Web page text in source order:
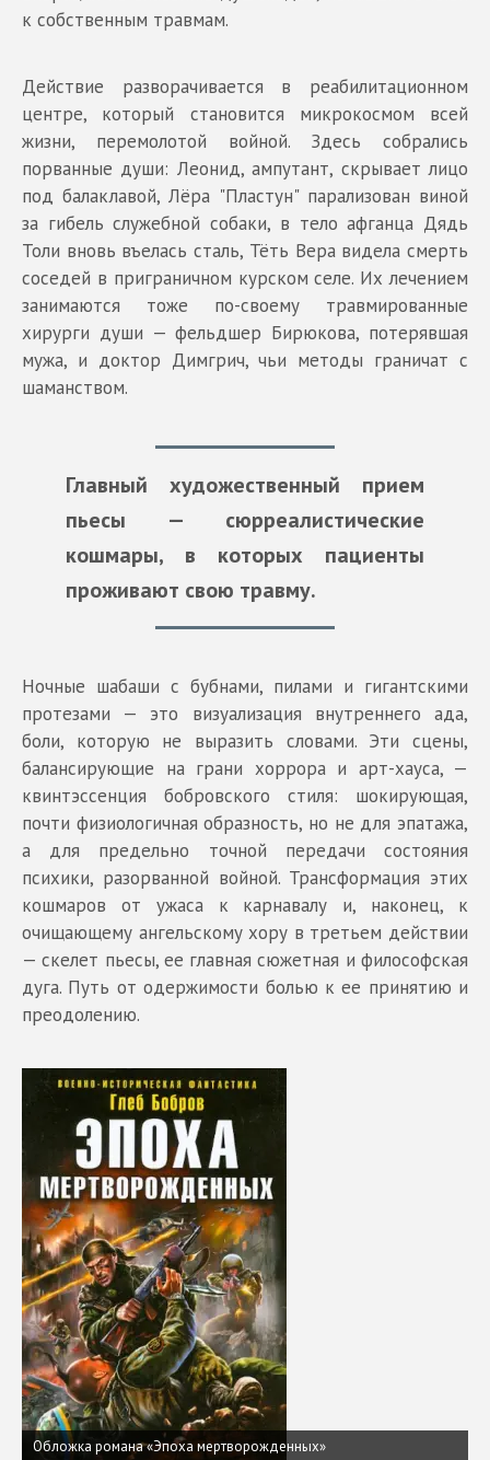
к собственным травмам.
Действие разворачивается в реабилитационном
центре, который становится микрокосмом всей
жизни, перемолотой войной. Здесь собрались
порванные души: Леонид, ампутант, скрывает лицо
под балаклавой, Лёра "Пластун" парализован виной
за гибель служебной собаки, в тело афганца Дядь
Толи вновь въелась сталь, Тёть Вера видела смерть
соседей в приграничном курском селе. Их лечением
занимаются тоже по-своему травмированные
хирурги души — фельдшер Бирюкова, потерявшая
мужа, и доктор Димгрич, чьи методы граничат с
шаманством.
Главный художественный прием
пьесы — сюрреалистические
кошмары, в которых пациенты
проживают свою травму.
Ночные шабаши с бубнами, пилами и гигантскими
протезами — это визуализация внутреннего ада,
боли, которую не выразить словами. Эти сцены,
балансирующие на грани хоррора и арт-хауса, —
квинтэссенция бобровского стиля: шокирующая,
почти физиологичная образность, но не для эпатажа,
а для предельно точной передачи состояния
психики, разорванной войной. Трансформация этих
кошмаров от ужаса к карнавалу и, наконец, к
очищающему ангельскому хору в третьем действии
— скелет пьесы, ее главная сюжетная и философская
дуга. Путь от одержимости болью к ее принятию и
преодолению.
Обложка романа «Эпоха мертворожденных»